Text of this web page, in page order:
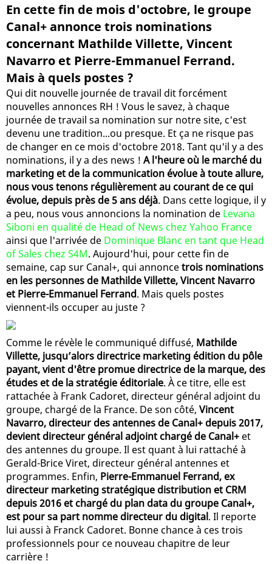
En cette fin de mois d'octobre, le groupe
Canal+ annonce trois nominations
concernant Mathilde Villette, Vincent
Navarro et Pierre-Emmanuel Ferrand.
Mais à quels postes ?
Qui dit nouvelle journée de travail dit forcément
nouvelles annonces RH ! Vous le savez, à chaque
journée de travail sa nomination sur notre site, c'est
devenu une tradition...ou presque. Et ça ne risque pas
de changer en ce mois d'octobre 2018. Tant qu'il y a des
nominations, il y a des news ! A l'heure où le marché du
marketing et de la communication évolue à toute allure,
nous vous tenons régulièrement au courant de ce qui
évolue, depuis près de 5 ans déjà. Dans cette logique, il y
a peu, nous vous annoncions la nomination de Levana
Siboni en qualité de Head of News chez Yahoo France
ainsi que l'arrivée de Dominique Blanc en tant que Head
of Sales chez S4M. Aujourd'hui, pour cette fin de
semaine, cap sur Canal+, qui annoncetrois nominations
en les personnes de Mathilde Villette, Vincent Navarro
et Pierre-Emmanuel Ferrand. Mais quels postes
viennent-ils occuper au juste ?
Comme le révèle le communiqué diffusé, Mathilde
Villette, jusqu’alors directrice marketing édition du pôle
payant, vient d'être promue directrice de la marque, des
études et de la stratégie éditoriale. À ce titre, elle est
rattachée à Frank Cadoret, directeur général adjoint du
groupe, chargé de la France. De son côté, Vincent
Navarro, directeur des antennes de Canal+ depuis 2017,
devient directeur général adjoint chargé de Canal+ et
des antennes du groupe. Il est quant à lui rattaché à
Gerald-Brice Viret, directeur général antennes et
programmes. Enfin, Pierre-Emmanuel Ferrand, ex
directeur marketing stratégique distribution et CRM
depuis 2016 et chargé du plan data du groupe Canal+,
est pour sa part nomme directeur du digital. Il reporte
lui aussi à Franck Cadoret. Bonne chance à ces trois
professionnels pour ce nouveau chapitre de leur
carrière !